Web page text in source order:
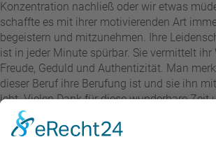
Konzentration nachließ oder wir etwas
schaffte es mit ihrer motivierenden Art
begeistern und mitzunehmen. Ihre
ist in jeder Minute spürbar. Sie vermittelt ihr
Freude, Geduld und Authentizität. Man
dieser Beruf ihre Berufung ist und sie ihn
lebt. Vielen Dank für diese wunderbare Zeit
wertvollen Erfahrungen. Diana ist eine
schnell nicht vergisst!